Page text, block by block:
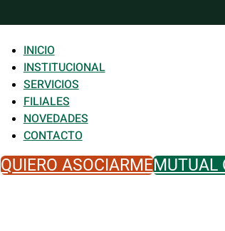
INICIO
INSTITUCIONAL
SERVICIOS
FILIALES
NOVEDADES
CONTACTO
QUIERO ASOCIARMEMUTUAL